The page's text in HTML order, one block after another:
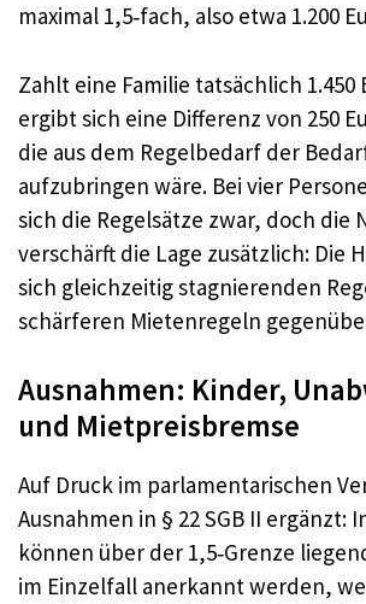
maximal 1,5‑fach, also etwa 1.200
Zahlt eine Familie tatsächlich 1.450
ergibt sich eine Differenz von 250
die aus dem Regelbedarf der
aufzubringen wäre. Bei vier
sich die Regelsätze zwar, doch die
verschärft die Lage zusätzlich: Die
sich gleichzeitig stagnierenden
schärferen Mietenregeln
Ausnahmen: Kinder,
und Mietpreisbremse
Auf Druck im parlamentarischen
Ausnahmen in § 22 SGB II ergänzt:
können über der 1,5‑Grenze
im Einzelfall anerkannt werden,